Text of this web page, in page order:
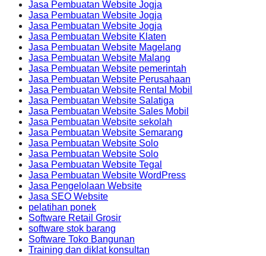
Jasa Pembuatan Website Jogja
Jasa Pembuatan Website Jogja
Jasa Pembuatan Website Jogja
Jasa Pembuatan Website Klaten
Jasa Pembuatan Website Magelang
Jasa Pembuatan Website Malang
Jasa Pembuatan Website pemerintah
Jasa Pembuatan Website Perusahaan
Jasa Pembuatan Website Rental Mobil
Jasa Pembuatan Website Salatiga
Jasa Pembuatan Website Sales Mobil
Jasa Pembuatan Website sekolah
Jasa Pembuatan Website Semarang
Jasa Pembuatan Website Solo
Jasa Pembuatan Website Solo
Jasa Pembuatan Website Tegal
Jasa Pembuatan Website WordPress
Jasa Pengelolaan Website
Jasa SEO Website
pelatihan ponek
Software Retail Grosir
software stok barang
Software Toko Bangunan
Training dan diklat konsultan